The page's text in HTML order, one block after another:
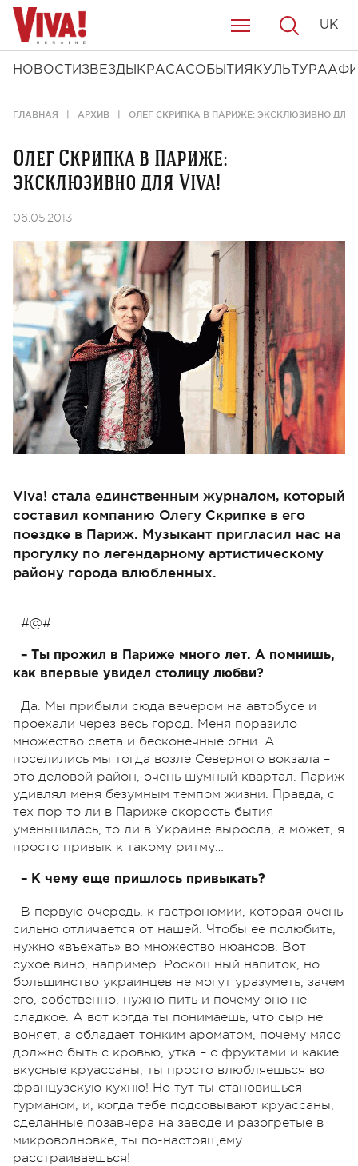
НОВОСТИ ЗВЕЗДЫ КРАСАСОБЫТИЯ КУЛЬТУРА
UK
ГЛАВНАЯ АРХИВ ОЛЕГ СКРИПКА В ПАРИЖЕ: ЭКСКЛЮЗИВНО ДЛЯ
Олег Скрипка в Париже:
эксклюзивно для Viva!
06.05.2013
Viva! стала единственным журналом, который
составил компанию Олегу Скрипке в его
поездке в Париж. Музыкант пригласил нас на
прогулку по легендарному артистическому
району города влюбленных.
#@#
– Ты прожил в Париже много лет. А помнишь,
как впервые увидел столицу любви?
Да. Мы прибыли сюда вечером на автобусе и
проехали через весь город. Меня поразило
множество света и бесконечные огни. А
поселились мы тогда возле Северного вокзала –
это деловой район, очень шумный квартал. Париж
удивлял меня безумным темпом жизни. Правда, с
тех пор то ли в Париже скорость бытия
уменьшилась, то ли в Украине выросла, а может, я
просто привык к такому ритму…
– К чему еще пришлось привыкать?
В первую очередь, к гастрономии, которая очень
сильно отличается от нашей. Чтобы ее полюбить,
нужно «въехать» во множество нюансов. Вот
сухое вино, например. Роскошный напиток, но
большинство украинцев не могут уразуметь, зачем
его, собственно, нужно пить и почему оно не
сладкое. А вот когда ты понимаешь, что сыр не
воняет, а обладает тонким ароматом, почему мясо
должно быть с кровью, утка – с фруктами и какие
вкусные круассаны, ты просто влюбляешься во
французскую кухню! Но тут ты становишься
гурманом, и, когда тебе подсовывают круассаны,
сделанные позавчера на заводе и разогретые в
микроволновке, ты по-настоящему
расстраиваешься!